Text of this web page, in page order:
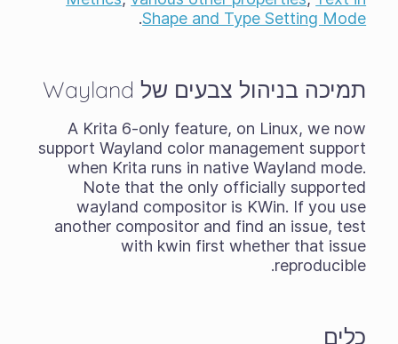
Shape and Type Setting Mode
.
תמיכה בניהול צבעים של Wayland
A Krita 6-only feature, on Linux, we now
support Wayland color management support
when Krita runs in native Wayland mode.
Note that the only officially supported
wayland compositor is KWin. If you use
another compositor and find an issue, test
with kwin first whether that issue
reproducible.
כלים